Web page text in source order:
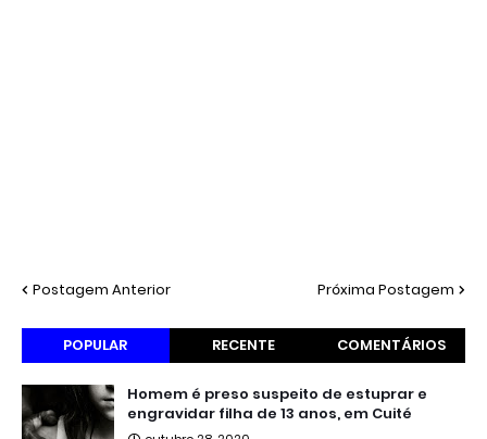
Postagem Anterior Próxima Postagem
POPULAR RECENTE COMENTÁRIOS
Homem é preso suspeito de estuprar e
engravidar filha de 13 anos, em Cuité